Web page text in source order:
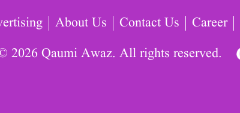
About Us Contact Us Career
2026 Qaumi Awaz. All rights reserved.